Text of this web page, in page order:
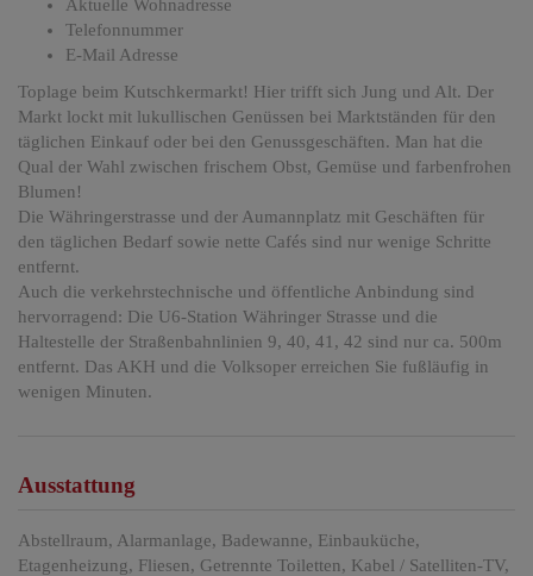
Aktuelle Wohnadresse
Telefonnummer
E-Mail Adresse
Toplage beim Kutschkermarkt! Hier trifft sich Jung und Alt. Der
Markt lockt mit lukullischen Genüssen bei Marktständen für den
täglichen Einkauf oder bei den Genussgeschäften. Man hat die
Qual der Wahl zwischen frischem Obst, Gemüse und farbenfrohen
Blumen!
Die Währingerstrasse und der Aumannplatz mit Geschäften für
den täglichen Bedarf sowie nette Cafés sind nur wenige Schritte
entfernt.
Auch die verkehrstechnische und öffentliche Anbindung sind
hervorragend: Die U6-Station Währinger Strasse und die
Haltestelle der Straßenbahnlinien 9, 40, 41, 42 sind nur ca. 500m
entfernt. Das AKH und die Volksoper erreichen Sie fußläufig in
wenigen Minuten.
Ausstattung
Abstellraum Alarmanlage Badewanne
Einbauküche
Etagenheizung
Fliesen Getrennte Toiletten
Kabel / Satelliten-TV